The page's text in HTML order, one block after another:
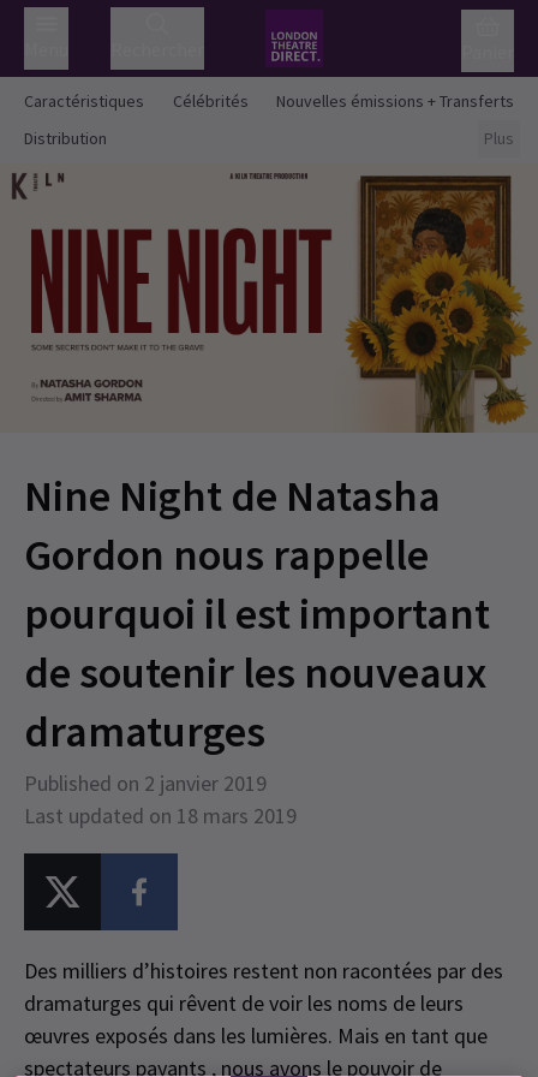
Caractéristiques Célébrités
Nouvelles émissions + Transferts
Distribution
Plus
Nine Night de Natasha
Gordon nous rappelle
pourquoi il est important
de soutenir les nouveaux
dramaturges
Published on 2 janvier 2019
Last updated on 18 mars 2019
Des milliers d’histoires restent non racontées par des
dramaturges qui rêvent de voir les noms de leurs
œuvres exposés dans les lumières. Mais en tant que
spectateurs payants , nous avons le pouvoir de